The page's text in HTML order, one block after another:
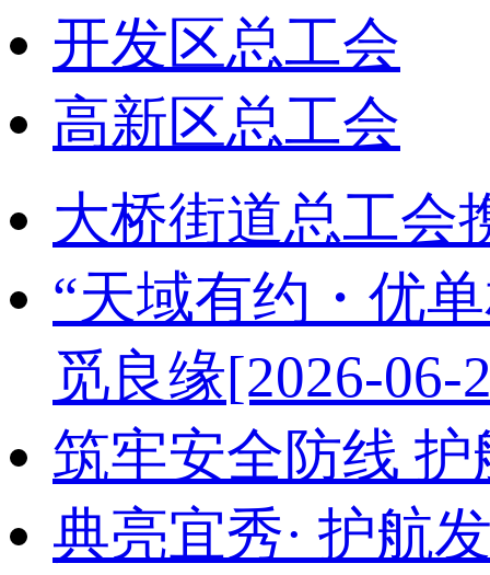
开发区总工会
高新区总工会
大桥街道总工会
“天域有约・优
觅良缘[2026-06-
筑牢安全防线
典亮宜秀· 护航